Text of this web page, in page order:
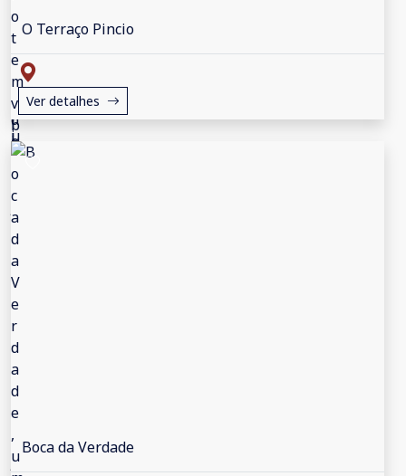
O Terraço Pincio
Ver detalhes
Boca da Verdade